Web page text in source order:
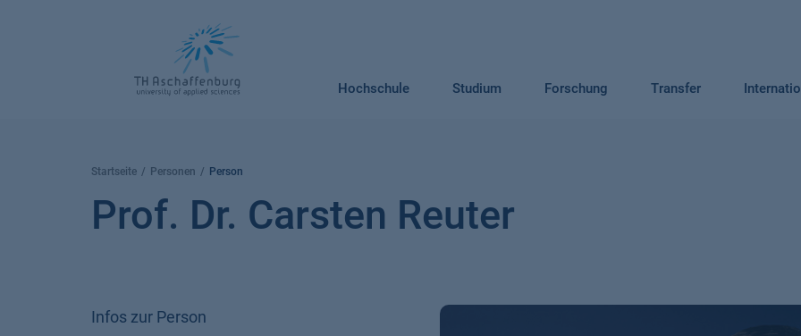
Hochschule Studium Forschung Transfer
Startseite Personen Person
Prof. Dr. Carsten Reuter
Infos zur Person